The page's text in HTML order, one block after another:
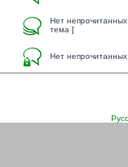
Нет
тема ]
Нет